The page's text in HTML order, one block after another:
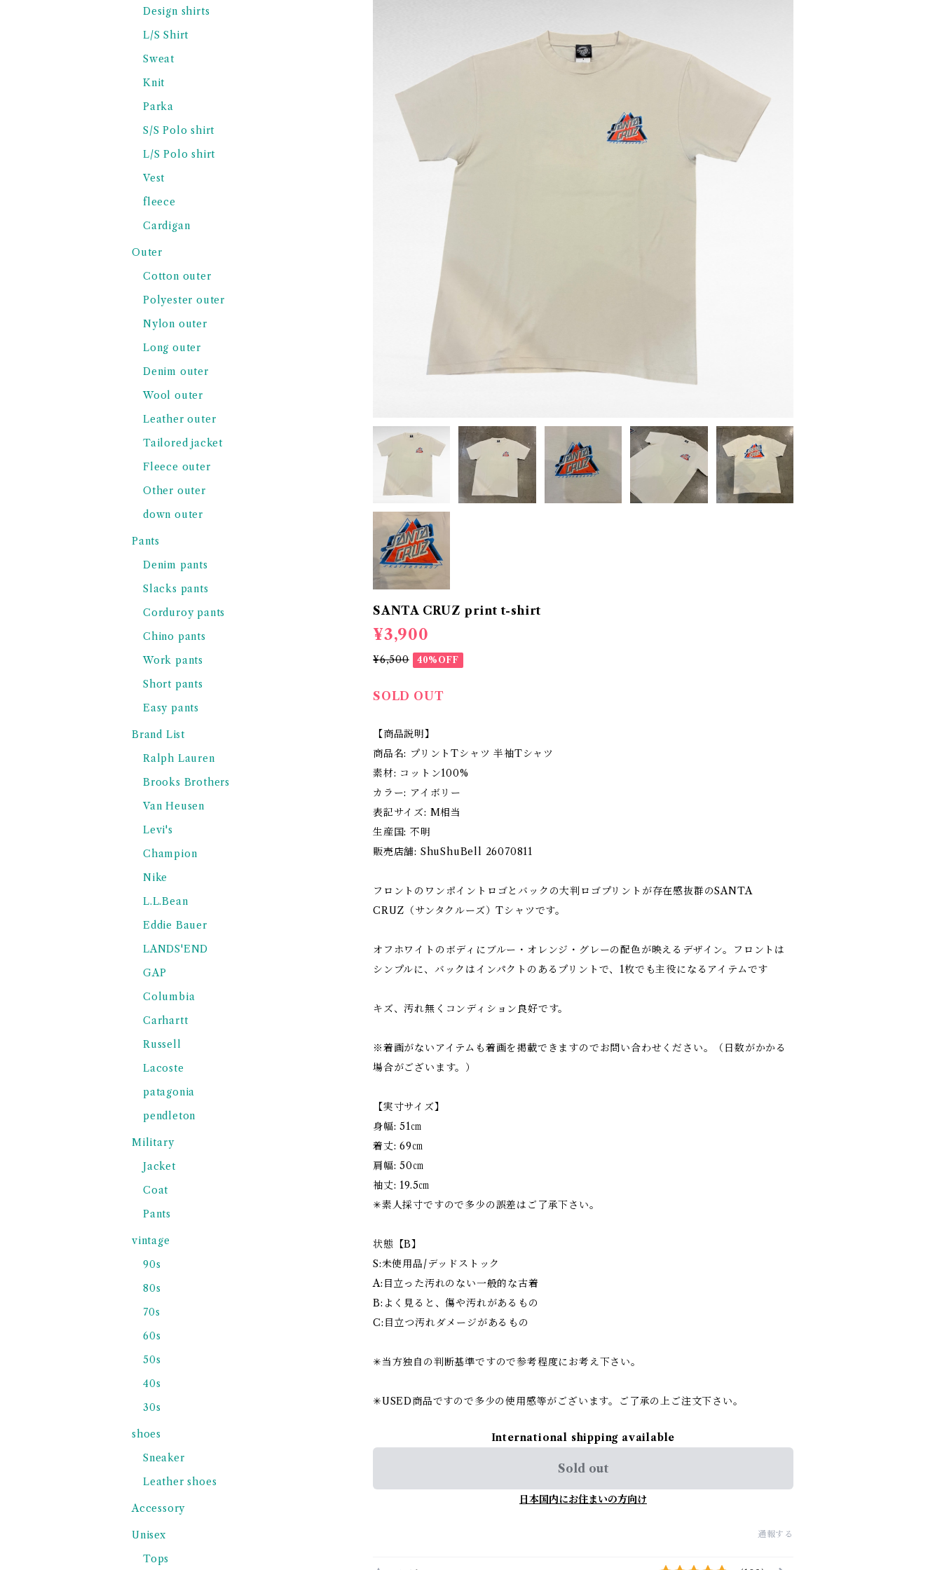
SANTA CRUZ print t-shirt
¥3,900
¥6,500 40%OFF
SOLD OUT
【商品説明】
商品名: プリントTシャツ 半袖Tシャツ
素材: コットン100%
カラー: アイボリー
表記サイズ: M相当
生産国: 不明
販売店舗: ShuShuBell 26070811
フロントのワンポイントロゴとバックの大判ロゴプリントが存在感抜群のSANTA
CRUZ（サンタクルーズ）Tシャツです。
オフホワイトのボディにブルー・オレンジ・グレーの配色が映えるデザイン。フロントは
シンプルに、バックはインパクトのあるプリントで、1枚でも主役になるアイテムです
キズ、汚れ無くコンディション良好です。
※着画がないアイテムも着画を掲載できますのでお問い合わせください。（日数がかかる
場合がございます。）
【実寸サイズ】
身幅: 51㎝
着丈: 69㎝
肩幅: 50㎝
袖丈: 19.5㎝
✳︎素人採寸ですので多少の誤差はご了承下さい。
状態【B】
S:未使用品/デッドストック
A:目立った汚れのない一般的な古着
B:よく見ると、傷や汚れがあるもの
C:目立つ汚れダメージがあるもの
✳︎当方独自の判断基準ですので参考程度にお考え下さい。
✳︎USED商品ですので多少の使用感等がございます。ご了承の上ご注文下さい。
International shipping available
Sold out
日本国内にお住まいの方向け
通報する
Design shirts
L/S Shirt
Sweat
Knit
Parka
S/S Polo shirt
L/S Polo shirt
Vest
fleece
Cardigan
Outer
Cotton outer
Polyester outer
Nylon outer
Long outer
Denim outer
Wool outer
Leather outer
Tailored jacket
Fleece outer
Other outer
down outer
Pants
Denim pants
Slacks pants
Corduroy pants
Chino pants
Work pants
Short pants
Easy pants
Brand List
Ralph Lauren
Brooks Brothers
Van Heusen
Levi's
Champion
Nike
L.L.Bean
Eddie Bauer
LANDS'END
GAP
Columbia
Carhartt
Russell
Lacoste
patagonia
pendleton
Military
Jacket
Coat
Pants
vintage
90s
80s
70s
60s
50s
40s
30s
shoes
Sneaker
Leather shoes
Accessory
Unisex
Tops